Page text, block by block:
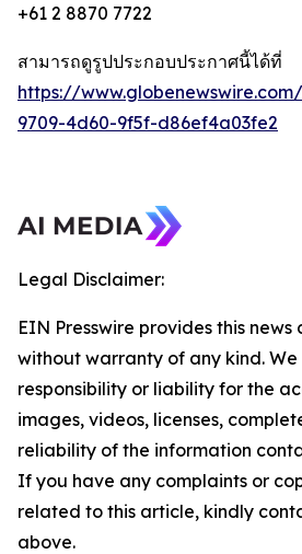
+61 2 8870 7722
สามารถดูรูปประกอบประกาศนี้ได้ที่
https://
9709-4d60-9f5f-d86ef4a03fe2
Legal Disclaimer:
EIN Presswire provides this news
without warranty of any kind.
responsibility or liability for the
images, videos, licenses,
reliability of the information
If you have any complaints or
related to this article, kindly
above.